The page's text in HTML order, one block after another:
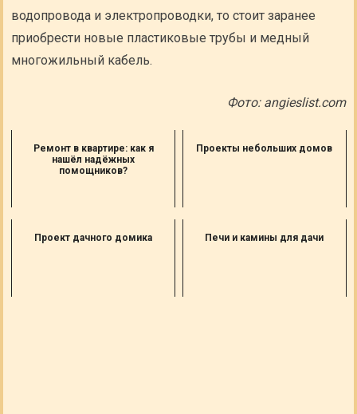
водопровода и электропроводки, то стоит заранее
приобрести новые пластиковые трубы и медный
многожильный кабель.
Фото: angieslist.com
Ремонт в квартире: как я
нашёл надёжных
помощников?
Проекты небольших домов
Проект дачного домика Печи и камины для дачи